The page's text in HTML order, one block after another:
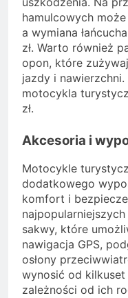
hamulcowych
a wymiana
zł. Warto również
opon, które
jazdy i
motocykla
zł.
Akcesoria i
Motocykle
dodatkowego
komfort i
sakwy, które
nawigacja GPS,
osłony
wynosić od
zależności od ich